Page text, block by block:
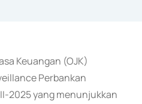
Keuangan (OJK)
Perbankan
2025 yang menunjukkan